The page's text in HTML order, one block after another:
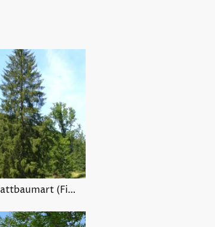
Halbschattbaumart (Fichte)